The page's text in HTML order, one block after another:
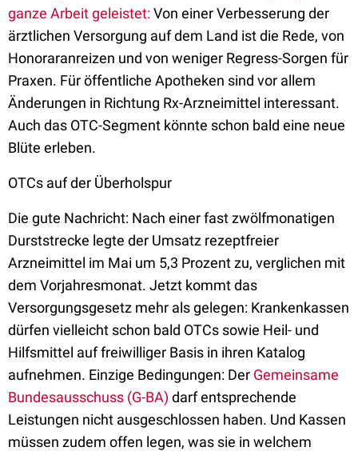
ganze Arbeit geleistet:Von einer Verbesserung der
ärztlichen Versorgung auf dem Land ist die Rede, von
Honoraranreizen und von weniger Regress-Sorgen für
Praxen. Für öffentliche Apotheken sind vor allem
Änderungen in Richtung Rx-Arzneimittel interessant.
Auch das OTC-Segment könnte schon bald eine neue
Blüte erleben.
OTCs auf der Überholspur
Die gute Nachricht: Nach einer fast zwölfmonatigen
Durststrecke legte der Umsatz rezeptfreier
Arzneimittel im Mai um 5,3 Prozent zu, verglichen mit
dem Vorjahresmonat. Jetzt kommt das
Versorgungsgesetz mehr als gelegen: Krankenkassen
dürfen vielleicht schon bald OTCs sowie Heil- und
Hilfsmittel auf freiwilliger Basis in ihren Katalog
aufnehmen. Einzige Bedingungen: Der Gemeinsame
Bundesausschuss (G-BA) darf entsprechende
Leistungen nicht ausgeschlossen haben. Und Kassen
müssen zudem offen legen, was sie in welchem